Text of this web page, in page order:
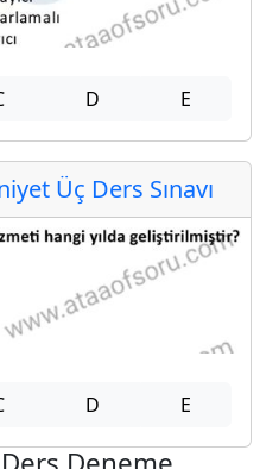
D E
Üç Ders Sınavı
D E